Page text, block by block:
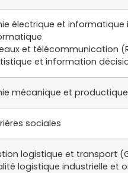
électrique et informatique
et télécommunication
et information
mécanique et productique
sociales
logistique et transport
logistique industrielle et